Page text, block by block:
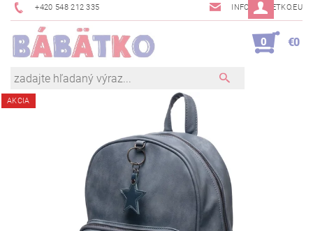
+420 548 212 335 INFO@BABETKO.EU
0 €0
AKCIA